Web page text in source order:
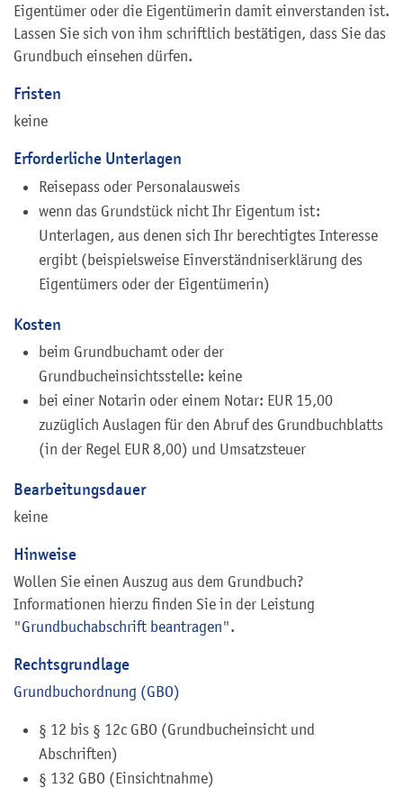
Eigentümer oder die Eigentümerin damit einverstanden ist.
Lassen Sie sich von ihm schriftlich bestätigen, dass Sie das
Grundbuch einsehen dürfen.
Fristen
keine
Erforderliche Unterlagen
Reisepass oder Personalausweis
wenn das Grundstück nicht Ihr Eigentum ist:
Unterlagen, aus denen sich Ihr berechtigtes Interesse
ergibt (beispielsweise Einverständniserklärung des
Eigentümers oder der Eigentümerin)
Kosten
beim Grundbuchamt oder der
Grundbucheinsichtsstelle: keine
bei einer Notarin oder einem Notar: EUR 15,00
zuzüglich Auslagen für den Abruf des Grundbuchblatts
(in der Regel EUR 8,00) und Umsatzsteuer
Bearbeitungsdauer
keine
Hinweise
Wollen Sie einen Auszug aus dem Grundbuch?
Informationen hierzu finden Sie in der Leistung
"Grundbuchabschrift beantragen".
Rechtsgrundlage
Grundbuchordnung (GBO)
§ 12 bis § 12c GBO (Grundbucheinsicht und
Abschriften)
§ 132 GBO (Einsichtnahme)